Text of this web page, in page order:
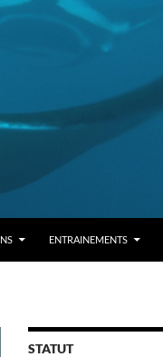
ENTRAINEMENTS
STATUT